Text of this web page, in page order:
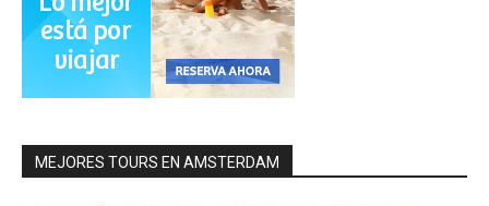
MEJORES TOURS EN AMSTERDAM